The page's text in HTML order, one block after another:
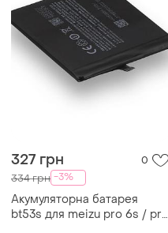
327 грн 0
334 грн -3%
Акумуляторна батарея
bt53s для meizu pro 6s / pro